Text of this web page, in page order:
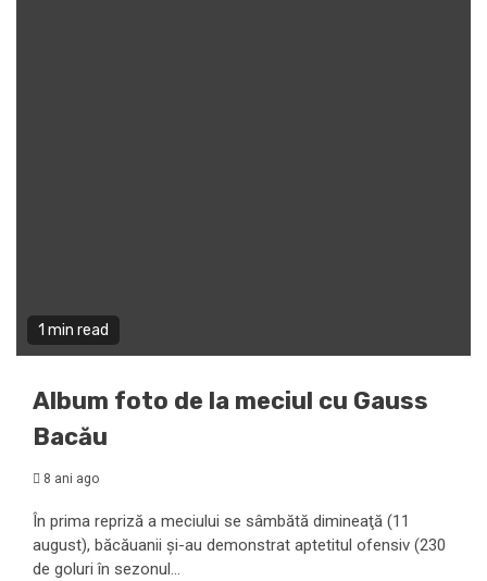
1 min read
Album foto de la meciul cu Gauss
Bacău
8 ani ago
În prima repriză a meciului se sâmbătă dimineaţă (11
august), băcăuanii şi-au demonstrat aptetitul ofensiv (230
de goluri în sezonul...